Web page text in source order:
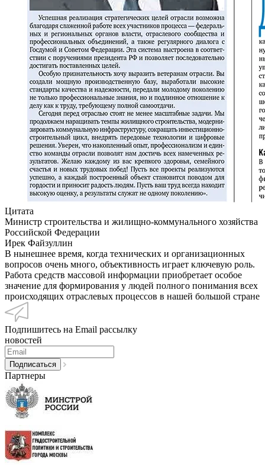
Цитата
Министр строительства и жилищно-коммунального хозяйства
Российской Федерации
Ирек Файзуллин
В нынешнее время, когда технических и организационных
вопросов очень много, объективность играет ключевую роль.
Работа средств массовой информации приобретает особое
значение для формирования у людей полного понимания всех
происходящих отраслевых процессов в нашей большой стране
Подпишитесь на Email рассылку
новостей
Партнеры